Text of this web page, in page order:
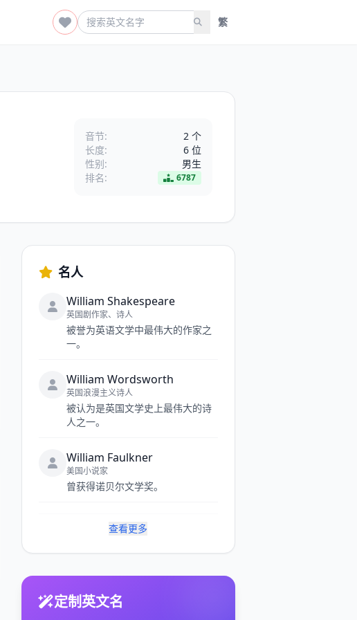
繁
音节:
2 个
长度:
6 位
性别:
男生
排名:
6787
名人
William Shakespeare
英国剧作家、诗人
被誉为英语文学中最伟大的作家之
一。
William Wordsworth
英国浪漫主义诗人
被认为是英国文学史上最伟大的诗
人之一。
William Faulkner
美国小说家
曾获得诺贝尔文学奖。
查看更多
定制英文名